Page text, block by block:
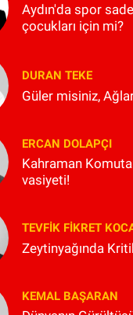
Aydın'da spor
çocukları için mi?
DURAN TEKE
Güler misiniz, Ağlar
ERCAN DOLAPÇI
Kahraman
vasiyeti!
TEVFIK FIKRET
Zeytinyağında
KEMAL BAŞARAN